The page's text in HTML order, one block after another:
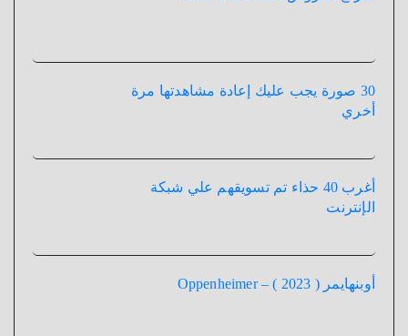
30 صورة يجب عليك إعادة مشاهدتها مرة
أخري
أغرب 40 حذاء تم تسويقهم علي شبكة
الإنترنت
أوبنهايمر ( 2023 ) – Oppenheimer